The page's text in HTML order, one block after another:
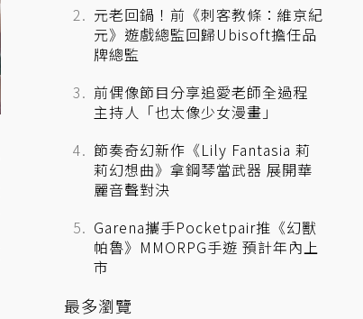
元老回鍋！前《刺客教條：維京紀
元》遊戲總監回歸Ubisoft擔任品
牌總監
前偶像節目分享追愛老師全過程
主持人「也太像少女漫畫」
節奏奇幻新作《Lily Fantasia 莉
莉幻想曲》拿鋼琴當武器 展開華
麗音聲對決
Garena攜手Pocketpair推《幻獸
帕魯》MMORPG手遊 預計年內上
市
最多瀏覽